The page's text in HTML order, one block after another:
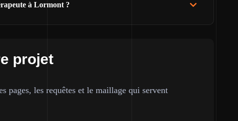
à Lormont ?
projet
pages, les requêtes et le maillage qui servent